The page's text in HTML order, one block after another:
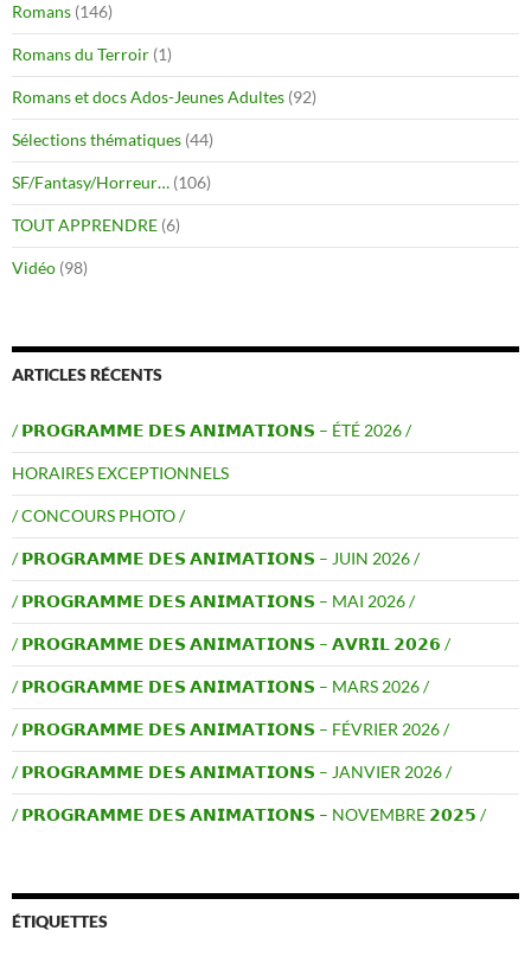
Romans (146)
Romans du Terroir (1)
Romans et docs Ados-Jeunes Adultes (92)
Sélections thématiques (44)
SF/Fantasy/Horreur… (106)
TOUT APPRENDRE (6)
Vidéo (98)
ARTICLES RÉCENTS
/ 𝗣𝗥𝗢𝗚𝗥𝗔𝗠𝗠𝗘 𝗗𝗘𝗦 𝗔𝗡𝗜𝗠𝗔𝗧𝗜𝗢𝗡𝗦 – ÉTÉ 2026 /
HORAIRES EXCEPTIONNELS
/ CONCOURS PHOTO /
/ 𝗣𝗥𝗢𝗚𝗥𝗔𝗠𝗠𝗘 𝗗𝗘𝗦 𝗔𝗡𝗜𝗠𝗔𝗧𝗜𝗢𝗡𝗦 – JUIN 2026 /
/ 𝗣𝗥𝗢𝗚𝗥𝗔𝗠𝗠𝗘 𝗗𝗘𝗦 𝗔𝗡𝗜𝗠𝗔𝗧𝗜𝗢𝗡𝗦 – MAI 2026 /
/ 𝗣𝗥𝗢𝗚𝗥𝗔𝗠𝗠𝗘 𝗗𝗘𝗦 𝗔𝗡𝗜𝗠𝗔𝗧𝗜𝗢𝗡𝗦 – 𝗔𝗩𝗥𝗜𝗟 𝟮𝟬𝟮𝟲 /
/ 𝗣𝗥𝗢𝗚𝗥𝗔𝗠𝗠𝗘 𝗗𝗘𝗦 𝗔𝗡𝗜𝗠𝗔𝗧𝗜𝗢𝗡𝗦 – MARS 2026 /
/ 𝗣𝗥𝗢𝗚𝗥𝗔𝗠𝗠𝗘 𝗗𝗘𝗦 𝗔𝗡𝗜𝗠𝗔𝗧𝗜𝗢𝗡𝗦 – FÉVRIER 2026 /
/ 𝗣𝗥𝗢𝗚𝗥𝗔𝗠𝗠𝗘 𝗗𝗘𝗦 𝗔𝗡𝗜𝗠𝗔𝗧𝗜𝗢𝗡𝗦 – JANVIER 2026 /
/ 𝗣𝗥𝗢𝗚𝗥𝗔𝗠𝗠𝗘 𝗗𝗘𝗦 𝗔𝗡𝗜𝗠𝗔𝗧𝗜𝗢𝗡𝗦 – NOVEMBRE 𝟮𝟬𝟮𝟱 /
ÉTIQUETTES